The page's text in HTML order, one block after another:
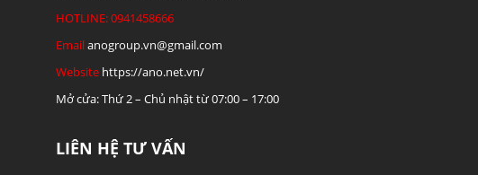
HOTLINE: 0941458666
Emailanogroup.vn@gmail.com
Website https://ano.net.vn/
Mở cửa: Thứ 2 – Chủ nhật từ 07:00 – 17:00
LIÊN HỆ TƯ VẤN